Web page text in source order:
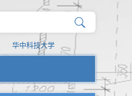
华中科技大学